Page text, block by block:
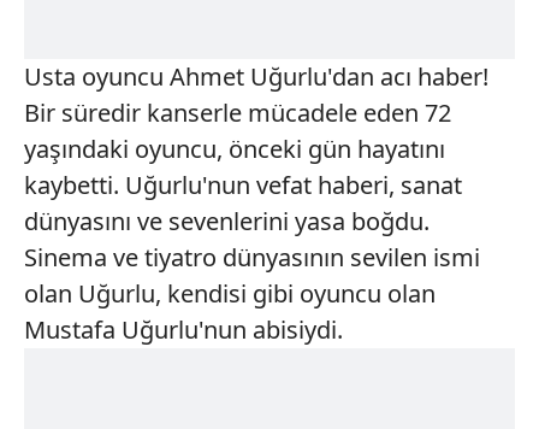
Usta oyuncu Ahmet Uğurlu'dan acı haber!
Bir süredir kanserle mücadele eden 72
yaşındaki oyuncu, önceki gün hayatını
kaybetti. Uğurlu'nun vefat haberi, sanat
dünyasını ve sevenlerini yasa boğdu.
Sinema ve tiyatro dünyasının sevilen ismi
olan Uğurlu, kendisi gibi oyuncu olan
Mustafa Uğurlu'nun abisiydi.